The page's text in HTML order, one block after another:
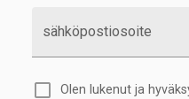
sähköpostiosoite
Olen lukenut ja